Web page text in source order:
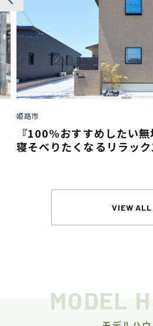
の床』素足で
空間を叶えた家
『インス
叶える
VIEW ALL
MODEL